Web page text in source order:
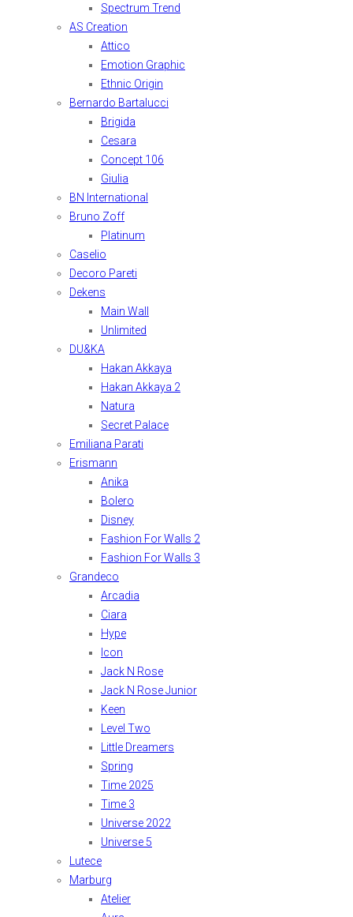
Spectrum Trend
AS Creation
Attico
Emotion Graphic
Ethnic Origin
Bernardo Bartalucci
Brigida
Cesara
Concept 106
Giulia
BN International
Bruno Zoff
Platinum
Caselio
Decoro Pareti
Dekens
Main Wall
Unlimited
DU&KA
Hakan Akkaya
Hakan Akkaya 2
Natura
Secret Palace
Emiliana Parati
Erismann
Anika
Bolero
Disney
Fashion For Walls 2
Fashion For Walls 3
Grandeco
Arcadia
Ciara
Hype
Icon
Jack N Rose
Jack N Rose Junior
Keen
Level Two
Little Dreamers
Spring
Time 2025
Time 3
Universe 2022
Universe 5
Lutece
Marburg
Atelier